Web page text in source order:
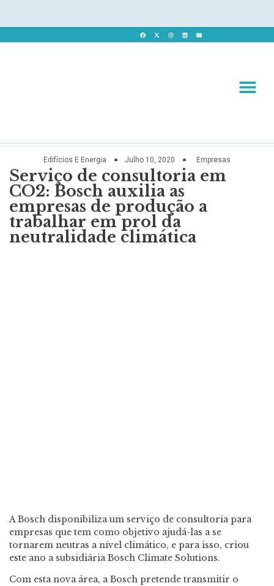
Edifícios E Energia Julho 10, 2020 Empresas
Serviço de consultoria em
CO2: Bosch auxilia as
empresas de produção a
trabalhar em prol da
neutralidade climática
A Bosch disponibiliza um serviço de consultoria para
empresas que tem como objetivo ajudá-las a se
tornarem neutras a nível climático, e para isso, criou
este ano a subsidiária Bosch Climate Solutions.
Com esta nova área, a Bosch pretende transmitir o